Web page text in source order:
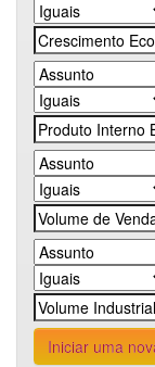
Iniciar uma